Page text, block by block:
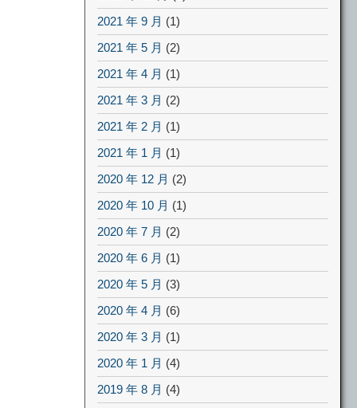
2021 年 9 月 (1)
2021 年 5 月 (2)
2021 年 4 月 (1)
2021 年 3 月 (2)
2021 年 2 月 (1)
2021 年 1 月 (1)
2020 年 12 月 (2)
2020 年 10 月 (1)
2020 年 7 月 (2)
2020 年 6 月 (1)
2020 年 5 月 (3)
2020 年 4 月 (6)
2020 年 3 月 (1)
2020 年 1 月 (4)
2019 年 8 月 (4)